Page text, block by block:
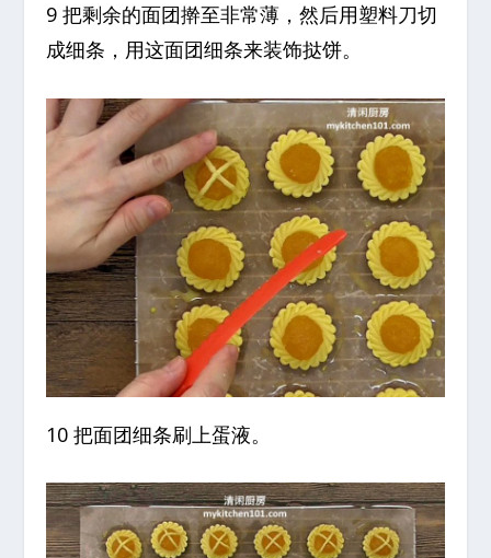
9 把剩余的面团擀至非常薄，然后用塑料刀切
成细条，用这面团细条来装饰挞饼。
10 把面团细条刷上蛋液。